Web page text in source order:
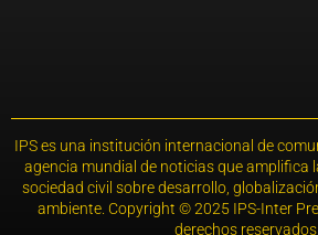
IPS es una institución internacional de
agencia mundial de noticias que amplifica
sociedad civil sobre desarrollo,
ambiente. Copyright © 2025 IPS-Inter
derechos reservados.